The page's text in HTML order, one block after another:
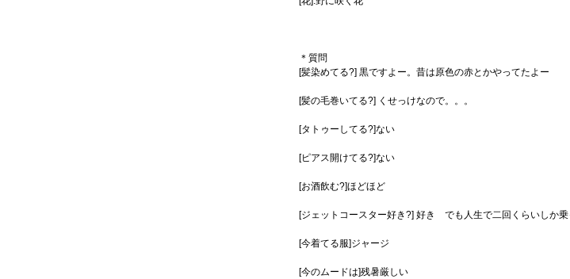
＊質問
[髪染めてる?] 黒ですよー。昔は原色の赤とかやってたよー
[髪の毛巻いてる?] くせっけなので。。。
[タトゥーしてる?]ない
[ピアス開けてる?]ない
[お酒飲む?]ほどほど
[ジェットコースター好き?] 好き でも人生で二回くらいしか
[今着てる服]ジャージ
[今のムードは]残暑厳しい